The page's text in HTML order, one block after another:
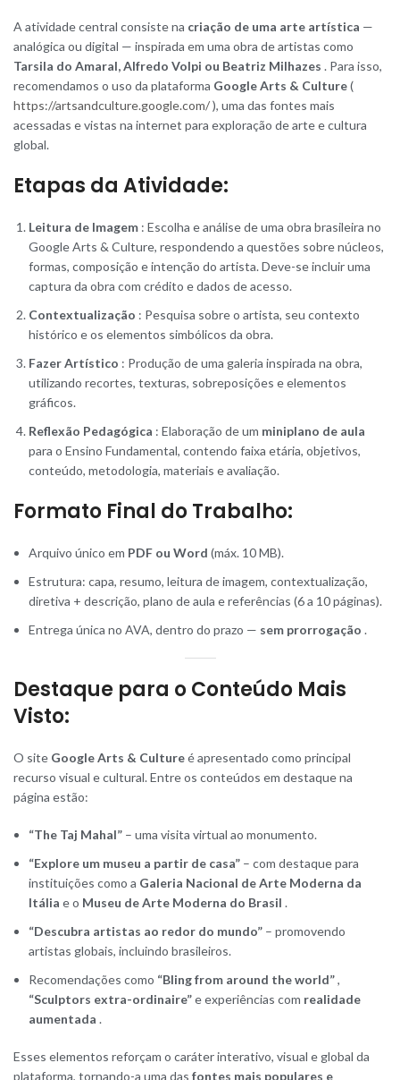
A atividade central consiste na criação de uma arte artística —
analógica ou digital — inspirada em uma obra de artistas como
Tarsila do Amaral, Alfredo Volpi ou Beatriz Milhazes . Para isso,
recomendamos o uso da plataforma Google Arts & Culture(
https://artsandculture.google.com/), uma das fontes mais
acessadas e vistas na internet para exploração de arte e cultura
global.
Etapas da Atividade:
Leitura de Imagem : Escolha e análise de uma obra brasileira no
Google Arts & Culture, respondendo a questões sobre núcleos,
formas, composição e intenção do artista. Deve-se incluir uma
captura da obra com crédito e dados de acesso.
Contextualização : Pesquisa sobre o artista, seu contexto
histórico e os elementos simbólicos da obra.
Fazer Artístico : Produção de uma galeria inspirada na obra,
utilizando recortes, texturas, sobreposições e elementos
gráficos.
Reflexão Pedagógica : Elaboração de um miniplano de aula
para o Ensino Fundamental, contendo faixa etária, objetivos,
conteúdo, metodologia, materiais e avaliação.
Formato Final do Trabalho:
Arquivo único em PDF ou Word (máx. 10 MB).
Estrutura: capa, resumo, leitura de imagem, contextualização,
diretiva + descrição, plano de aula e referências (6 a 10 páginas).
Entrega única no AVA, dentro do prazo — sem prorrogação .
Destaque para o Conteúdo Mais
Visto:
O site Google Arts & Cultureé apresentado como principal
recurso visual e cultural. Entre os conteúdos em destaque na
página estão:
“The Taj Mahal” – uma visita virtual ao monumento.
“Explore um museu a partir de casa” – com destaque para
instituições como a Galeria Nacional de Arte Moderna da
Itália e o Museu de Arte Moderna do Brasil .
“Descubra artistas ao redor do mundo” – promovendo
artistas globais, incluindo brasileiros.
Recomendações como “Bling from around the world”,
“Sculptors extra-ordinaire”e experiências com realidade
aumentada .
Esses elementos reforçam o caráter interativo, visual e global da
plataforma, tornando-a uma das fontes mais populares e